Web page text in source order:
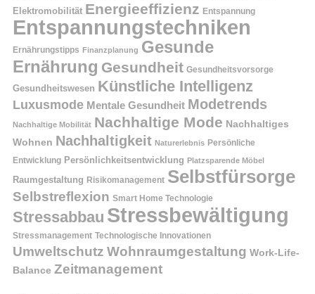
Elektromobilität Energieeffizienz Entspannung
Entspannungstechniken
Ernährungstipps Finanzplanung Gesunde
Ernährung Gesundheit Gesundheitsvorsorge
Gesundheitswesen Künstliche Intelligenz
Luxusmode Mentale Gesundheit Modetrends
Nachhaltige Mobilität Nachhaltige Mode Nachhaltiges
Wohnen Nachhaltigkeit Naturerlebnis Persönliche
Entwicklung Persönlichkeitsentwicklung Platzsparende Möbel
Raumgestaltung Risikomanagement Selbstfürsorge
Selbstreflexion Smart Home Technologie
Stressabbau Stressbewältigung
Stressmanagement Technologische Innovationen
Umweltschutz Wohnraumgestaltung Work-Life-
Balance Zeitmanagement